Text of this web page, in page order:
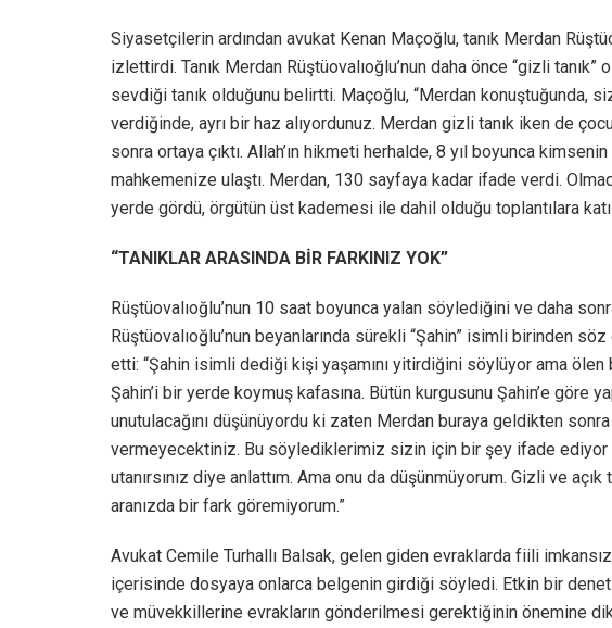
Siyasetçilerin ardından avukat Kenan Maçoğlu, tanık Merdan
izlettirdi. Tanık Merdan Rüştüovalıoğlu’nun daha önce “gizli
sevdiği tanık olduğunu belirtti. Maçoğlu, “Merdan konuştuğunda,
verdiğinde, ayrı bir haz alıyordunuz. Merdan gizli tanık iken de
sonra ortaya çıktı. Allah’ın hikmeti herhalde, 8 yıl boyunca
mahkemenize ulaştı. Merdan, 130 sayfaya kadar ifade verdi.
yerde gördü, örgütün üst kademesi ile dahil olduğu toplantılara
“TANIKLAR ARASINDA BİR FARKINIZ YOK”
Rüştüovalıoğlu’nun 10 saat boyunca yalan söylediğini ve daha
Rüştüovalıoğlu’nun beyanlarında sürekli “Şahin” isimli birinden
etti: “Şahin isimli dediği kişi yaşamını yitirdiğini söylüyor ama
Şahin’i bir yerde koymuş kafasına. Bütün kurgusunu Şahin’e göre
unutulacağını düşünüyordu ki zaten Merdan buraya geldikten
vermeyecektiniz. Bu söylediklerimiz sizin için bir şey ifade ediyor
utanırsınız diye anlattım. Ama onu da düşünmüyorum. Gizli ve açık
aranızda bir fark göremiyorum.”
Avukat Cemile Turhallı Balsak, gelen giden evraklarda fiili
içerisinde dosyaya onlarca belgenin girdiği söyledi. Etkin bir
ve müvekkillerine evrakların gönderilmesi gerektiğinin önemine